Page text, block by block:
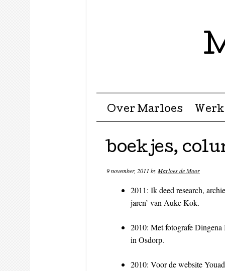
Menu ☰
Skip to content
Over Marloes Werk
boekjes,
9 november, 2011 byMarloes de Moor
2011: Ik deed research,
jaren’ van Auke Kok.
2010: Met fotografe Dingena
in Osdorp.
2010: Voor de website